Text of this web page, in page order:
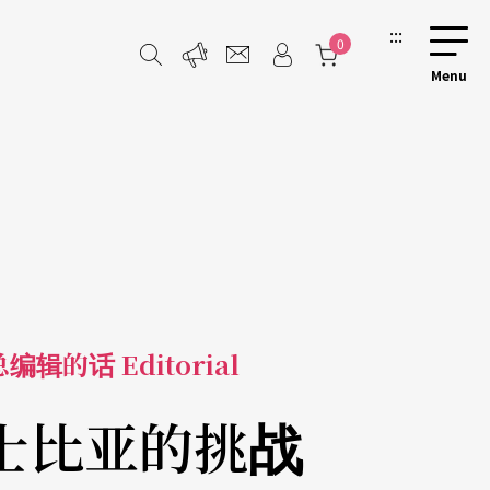
0 :::
编辑的话 Editorial
比亚的挑战